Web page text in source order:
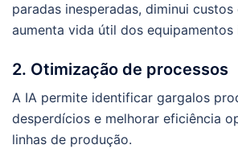
paradas inesperadas, diminui
aumenta vida útil dos equipamentos
2. Otimização de processos
A IA permite identificar gargalos
desperdícios e melhorar eficiência
linhas de produção.